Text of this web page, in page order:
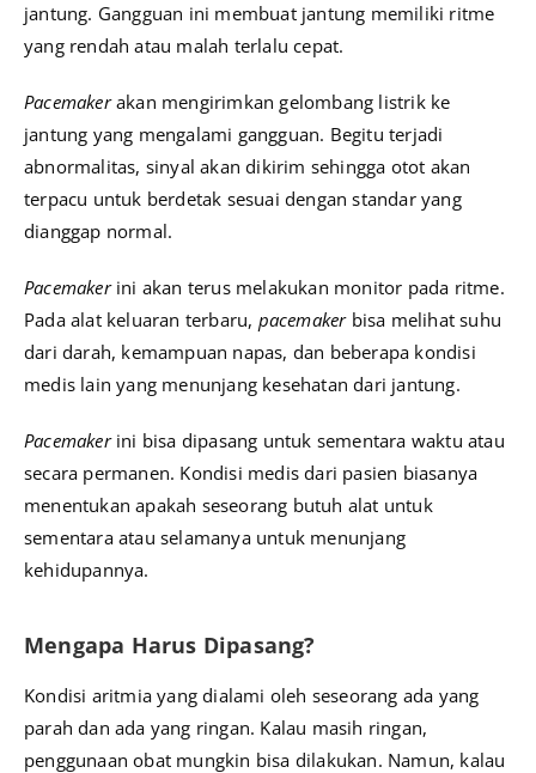
jantung. Gangguan ini membuat jantung memiliki ritme
yang rendah atau malah terlalu cepat.
Pacemakerakan mengirimkan gelombang listrik ke
jantung yang mengalami gangguan. Begitu terjadi
abnormalitas, sinyal akan dikirim sehingga otot akan
terpacu untuk berdetak sesuai dengan standar yang
dianggap normal.
Pacemakerini akan terus melakukan monitor pada ritme.
Pada alat keluaran terbaru, pacemakerbisa melihat suhu
dari darah, kemampuan napas, dan beberapa kondisi
medis lain yang menunjang kesehatan dari jantung.
Pacemakerini bisa dipasang untuk sementara waktu atau
secara permanen. Kondisi medis dari pasien biasanya
menentukan apakah seseorang butuh alat untuk
sementara atau selamanya untuk menunjang
kehidupannya.
Mengapa Harus Dipasang?
Kondisi aritmia yang dialami oleh seseorang ada yang
parah dan ada yang ringan. Kalau masih ringan,
penggunaan obat mungkin bisa dilakukan. Namun, kalau